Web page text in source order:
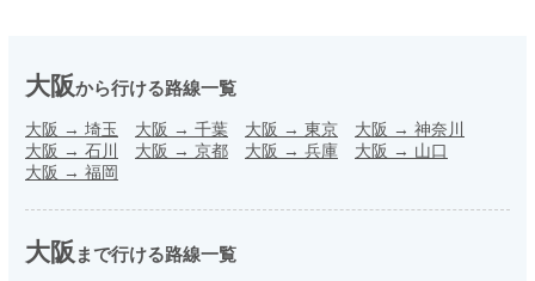
大阪から行ける路線一覧
大阪 → 埼玉 大阪 → 千葉 大阪 → 東京 大阪 → 神奈川
大阪 → 石川 大阪 → 京都 大阪 → 兵庫 大阪 → 山口
大阪 → 福岡
大阪 まで行ける路線一覧